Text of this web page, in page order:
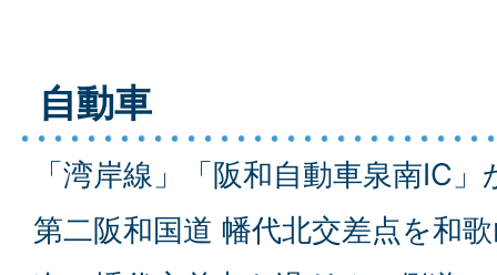
自動車
「湾岸線」「阪和自動車泉南IC
第二阪和国道 幡代北交差点を和